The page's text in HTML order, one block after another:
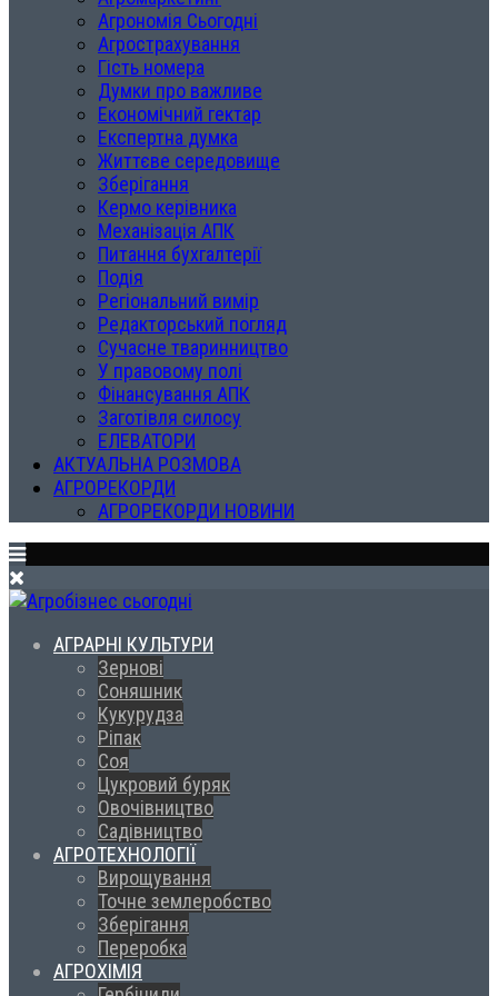
Агрономія Сьогодні
Агрострахування
Гість номера
Думки про важливе
Економічний гектар
Експертна думка
Життєве середовище
Зберігання
Кермо керівника
Механізація АПК
Питання бухгалтерії
Подія
Регіональний вимір
Редакторський погляд
Сучасне тваринництво
У правовому полі
Фінансування АПК
Заготівля силосу
ЕЛЕВАТОРИ
АКТУАЛЬНА РОЗМОВА
АГРОРЕКОРДИ
АГРОРЕКОРДИ НОВИНИ
АГРАРНІ КУЛЬТУРИ
Зернові
Соняшник
Кукурудза
Ріпак
Соя
Цукровий буряк
Овочівництво
Садівництво
АГРОТЕХНОЛОГІЇ
Вирощування
Точне землеробство
Зберігання
Переробка
АГРОХІМІЯ